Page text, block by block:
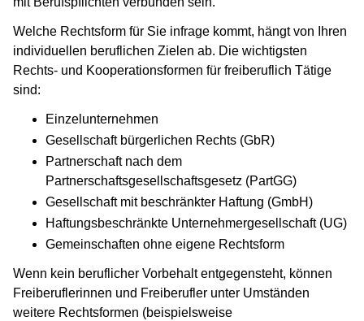
Welche Rechtsform für Sie infrage kommt, hängt von Ihren
individuellen beruflichen Zielen ab. Die wichtigsten
Rechts- und Kooperationsformen für freiberuflich Tätige
sind:
Einzelunternehmen
Gesellschaft bürgerlichen Rechts (GbR)
Partnerschaft nach dem
Partnerschaftsgesellschaftsgesetz (PartGG)
Gesellschaft mit beschränkter Haftung (GmbH)
Haftungsbeschränkte Unternehmergesellschaft (UG)
Gemeinschaften ohne eigene Rechtsform
Wenn kein beruflicher Vorbehalt entgegensteht, können
Freiberuflerinnen und Freiberufler unter Umständen
weitere Rechtsformen (beispielsweise